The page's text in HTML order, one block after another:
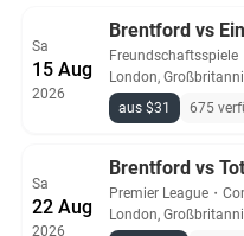
Sa
15 Aug
2026
Brentford vs
Freundschaftsspiele
London,
aus $31
675
Sa
22 Aug
2026
Brentford vs
Premier League ・
London,